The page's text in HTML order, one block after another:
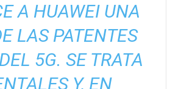
A HUAWEI UNA
LAS PATENTES
5G. SE TRATA
Y, EN